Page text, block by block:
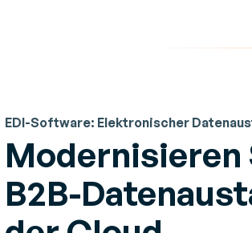
Digitize purchase and sales invoicing
EDI-Software: Elektronischer
Modernisieren
B2B-